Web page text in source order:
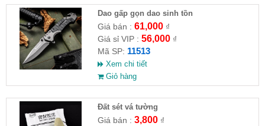
Dao gấp gọn dao sinh tồn
Giá bán : 61,000₫
Giá sỉ VIP : 56,000₫
Mã SP: 11513
Xem chi tiết
Giỏ hàng
Đất sét vá tường
Giá bán : 3,800₫